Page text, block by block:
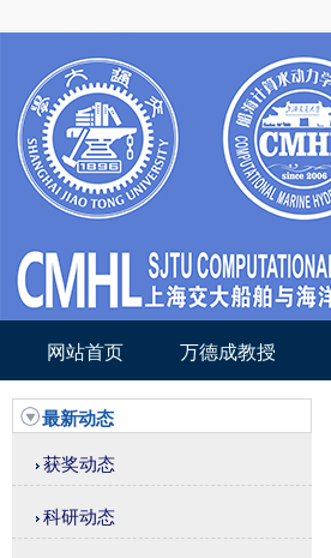
网站首页 万德成教授
最新动态
获奖动态
科研动态